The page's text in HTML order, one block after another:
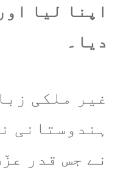
اپنا لیا
دیا۔
غیر ملکی
ہندوستانی
نے جس قدر